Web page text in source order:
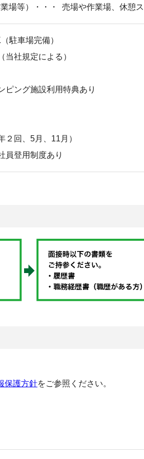
業場等）・・・ 売場や作業場、休憩
駐車場完備）
当社規定による）
ピング施設利用特典あり
２回、5月、11月）
員登用制度あり
保護方針をご参照ください。